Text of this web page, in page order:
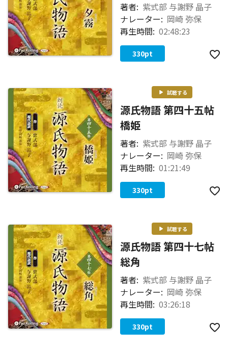
著者: 紫式部 与謝野 晶子
ナレーター: 岡崎 弥保
再生時間: 02:48:23
330pt
試聴する
源氏物語 第四十五帖
橋姫
著者: 紫式部 与謝野 晶子
ナレーター: 岡崎 弥保
再生時間: 01:21:49
330pt
試聴する
源氏物語 第四十七帖
総角
著者: 紫式部 与謝野 晶子
ナレーター: 岡崎 弥保
再生時間: 03:26:18
330pt